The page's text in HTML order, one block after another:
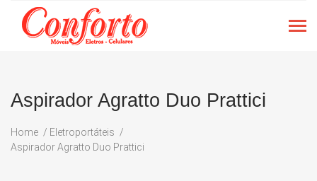
Aspirador Agratto Duo Prattici
Home
Eletroportáteis
Aspirador Agratto Duo Prattici